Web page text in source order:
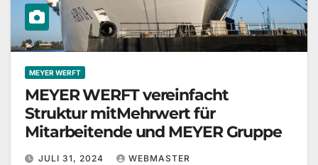
MEYER WERFT
MEYER WERFT vereinfacht
Struktur mitMehrwert für
Mitarbeitende und MEYER Gruppe
JULI 31, 2024 WEBMASTER